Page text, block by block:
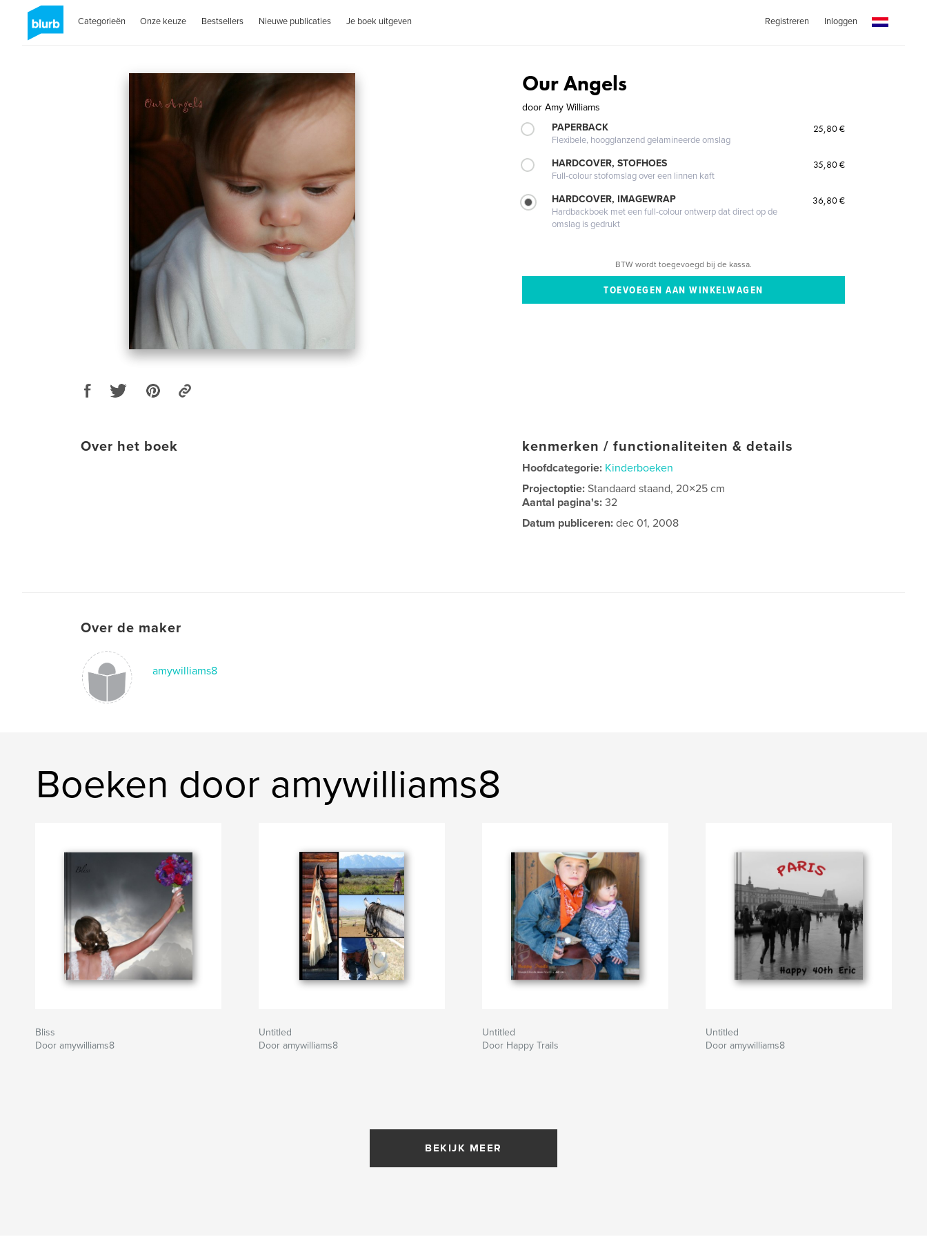
Categorieën Onze keuze Bestsellers Nieuwe publicaties Je boek uitgeven Registreren Inloggen
Our Angels
door Amy Williams
PAPERBACK
Flexibele, hoogglanzend gelamineerde omslag
25,80 €
HARDCOVER, STOFHOES
Full-colour stofomslag over een linnen kaft
35,80 €
HARDCOVER, IMAGEWRAP
Hardbackboek met een full-colour ontwerp dat direct op de
omslag is gedrukt
36,80 €
BTW wordt toegevoegd bij de kassa.
Over het boek kenmerken / functionaliteiten & details
Hoofdcategorie: Kinderboeken
Projectoptie:Standaard staand, 20×25 cm
Aantal pagina's:32
Datum publiceren: dec 01, 2008
Over de maker
amywilliams8
Boeken door amywilliams8
Bliss
Door amywilliams8
Untitled
Door amywilliams8
Untitled
Door Happy Trails
Untitled
Door amywilliams8
BEKIJK MEER